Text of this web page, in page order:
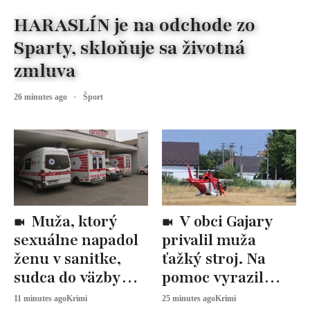
sexuálne napadol
ženu v sanitke,
sudca do väzby
nevzal
11 minutes agoKrimi
privalil muža
ťažký stroj. Na
pomoc vyrazil
záchranárský
25 minutes agoKrimi
HARASLÍN je na odchode zo
Sparty, skloňuje sa životná
zmluva
26 minutes ago Šport